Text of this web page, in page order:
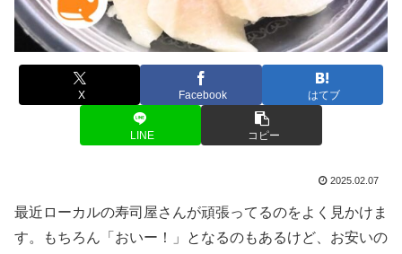
X Facebook はてブ
LINE コピー
2025.02.07
最近ローカルの寿司屋さんが頑張ってるのをよく見かけま
す。もちろん「おいー！」となるのもあるけど、お安いの